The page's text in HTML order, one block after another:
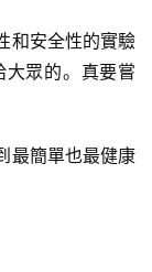
和安全性的實驗
眾的。真要嘗
最簡單也最健康